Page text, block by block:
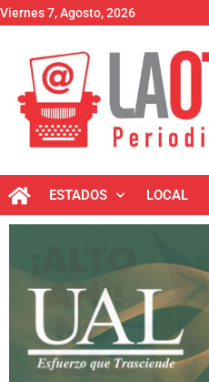
Viernes 7, Agosto, 2026
ESTADOS LOCAL